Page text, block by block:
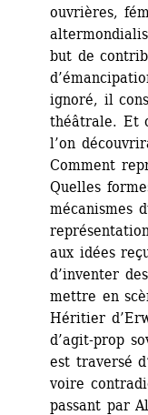
ouvrières,
but de
ignoré, il
théâtrale. Et
l’on
Comment
Quelles
mécanismes
aux idées
d’inventer
mettre en
Héritier
d’agit-prop
est traversé
voire
passant par